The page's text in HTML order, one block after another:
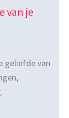
van je
geliefde van